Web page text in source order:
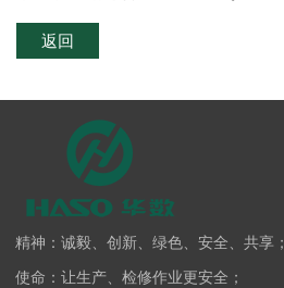
返回
精神：诚毅、创新、绿色、安全、共享；
使命：让生产、检修作业更安全；